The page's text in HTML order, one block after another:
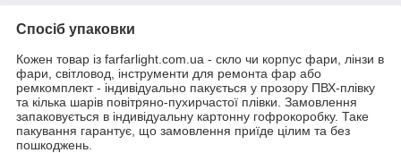
Спосіб упаковки
Кожен товар із farfarlight.com.ua - скло чи корпус фари, лінзи в
фари, світловод, інструменти для ремонта фар або
ремкомплект - індивідуально пакується у прозору ПВХ-плівку
та кілька шарів повітряно-пухирчастої плівки. Замовлення
запаковується в індивідуальну картонну гофрокоробку. Таке
пакування гарантує, що замовлення приїде цілим та без
пошкоджень.